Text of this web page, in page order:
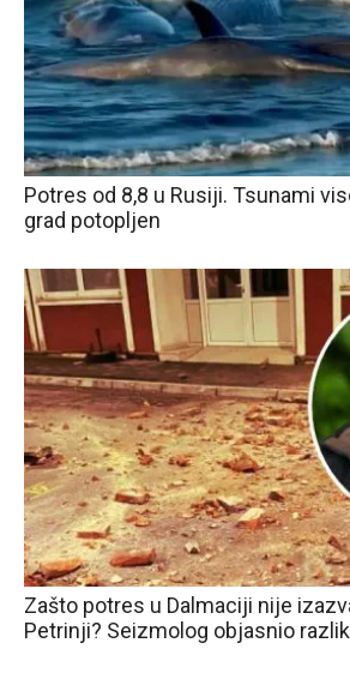
Potres od 8,8 u Rusiji. Tsunami
grad potopljen
Zašto potres u Dalmaciji nije
Petrinji? Seizmolog objasnio